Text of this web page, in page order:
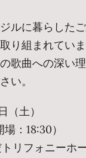
ルに暮らした
り組まれていま
歌曲への深い
い。
（土）
：18:30）
リフォニーホ